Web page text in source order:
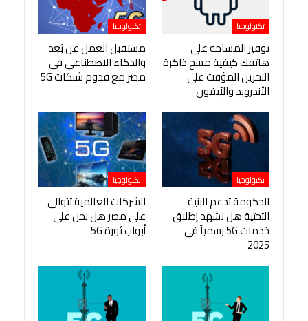
تكنولوجيا
توفير المساحة على
هاتفك كيفية مسح ذاكرة
التخزين المؤقت على
الأندرويد والآيفون
تكنولوجيا
مستقبل العمل عن بُعد
والذكاء الاصطناعي في
مصر مع قدوم شبكات 5G
تكنولوجيا
الحكومة تدعم البنية
التحتية هل نشهد إطلاق
خدمات 5G رسمياً في
2025
تكنولوجيا
الشركات العالمية تتوالى
على مصر هل نحن على
أبواب ثورة 5G